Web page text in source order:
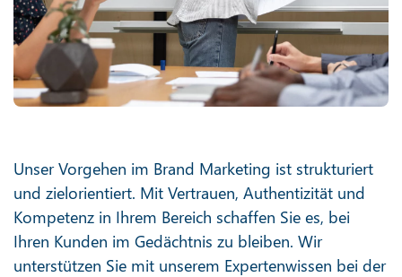
Unser Vorgehen im Brand Marketing ist strukturiert
und zielorientiert. Mit Vertrauen, Authentizität und
Kompetenz in Ihrem Bereich schaffen Sie es, bei
Ihren Kunden im Gedächtnis zu bleiben. Wir
unterstützen Sie mit unserem Expertenwissen bei der